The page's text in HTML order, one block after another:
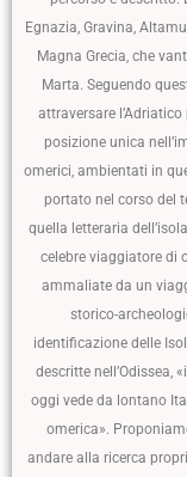
Egnazia, Gravina,
Magna Grecia, che
Marta. Seguendo
attraversare
posizione unica
omerici, ambientati in
portato nel corso del
quella letteraria
celebre viaggiatore di
ammaliate da un
storico-
identificazione delle
descritte nell’Odissea,
oggi vede da lontano
omerica».
andare alla ricerca